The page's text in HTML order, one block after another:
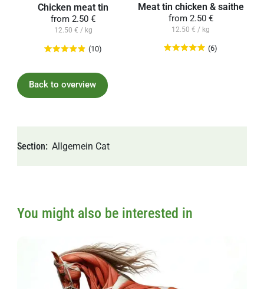
Chicken meat tin
from 2.50 €
12.50 € / kg
(10)
Meat tin chicken & saithe
from2.50 €
12.50 € / kg
(6)
Section Allgemein Cat
You might also be interested in
Back to overview